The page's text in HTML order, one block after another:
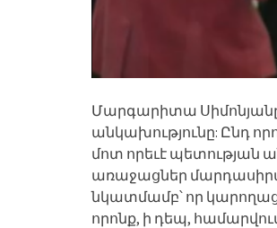
Մարգարիտա
անկախությունը: Ընդ
մոտ որեւէ
առաջացներ
նկատմամբ՝ որ
որոնք, ի դեպ,